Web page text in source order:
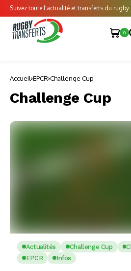
Suivez toute l'actualité et transferts du rugby
0
Accueil EPCR Challenge Cup
Challenge Cup
Actualités Challenge Cup
EPCR
Infos